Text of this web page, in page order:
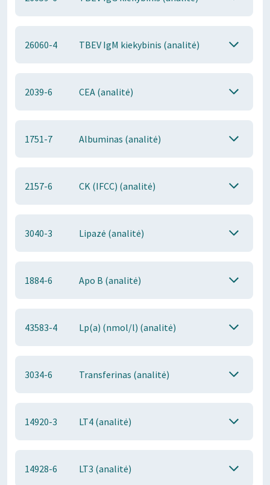
26060-4 TBEV IgM kiekybinis (analitė)
2039-6 CEA (analitė)
1751-7 Albuminas (analitė)
2157-6 CK (IFCC) (analitė)
3040-3 Lipazė (analitė)
1884-6 Apo B (analitė)
43583-4 Lp(a) (nmol/l) (analitė)
3034-6 Transferinas (analitė)
14920-3 LT4 (analitė)
14928-6 LT3 (analitė)